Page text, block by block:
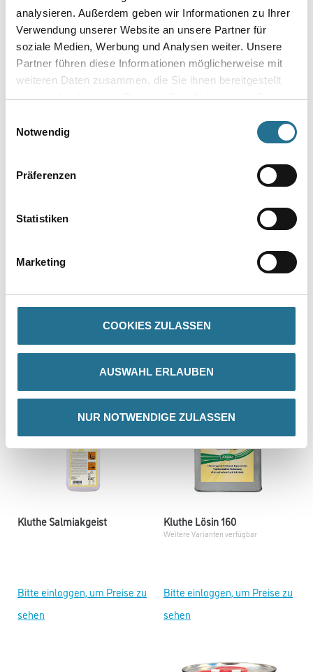
analysieren. Außerdem geben wir Informationen zu Ihrer
Verwendung unserer Website an unsere Partner für
soziale Medien, Werbung und Analysen weiter. Unsere
Partner führen diese Informationen möglicherweise mit
weiteren Daten zusammen, die Sie ihnen bereitgestellt
haben oder die sie im Rahmen Ihrer Nutzung der Dienste
Notwendig
Präferenzen
Statistiken
Marketing
COOKIES ZULASSEN
AUSWAHL ERLAUBEN
NUR NOTWENDIGE ZULASSEN
Bitte einloggen, um Preise zu
sehen
Bitte einloggen, um Preise zu
sehen
Kluthe Salmiakgeist
Bitte einloggen, um Preise zu
sehen
Kluthe Lösin 160
Weitere Varianten verfügbar
Bitte einloggen, um Preise zu
sehen